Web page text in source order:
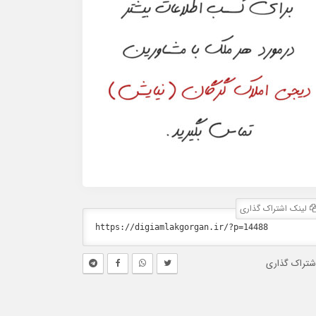
لینک اشتراک گذاری
گذاری